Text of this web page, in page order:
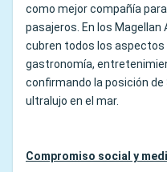
como mejor compañía
pasajeros. En los
cubren todos los aspectos
gastronomía,
confirmando la posición
ultralujo en el mar.
Compromiso social y